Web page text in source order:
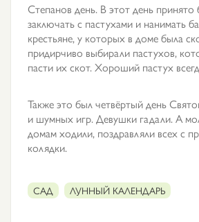
Степанов день. В этот день
заключать с пастухами и нанимать
крестьяне, у которых в доме была
придирчиво выбирали пастухов,
пасти их скот. Хороший пастух
Также это был четвёртый день
и шумных игр. Девушки гадали. А
домам ходили, поздравляли всех с
колядки.
САД ЛУННЫЙ КАЛЕНДАРЬ